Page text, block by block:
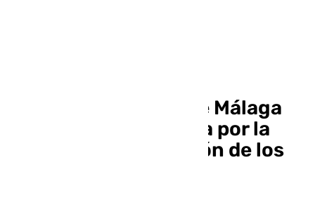
Cuatro municipios de Málaga
limitan el uso de agua por la
preocupante situación de los